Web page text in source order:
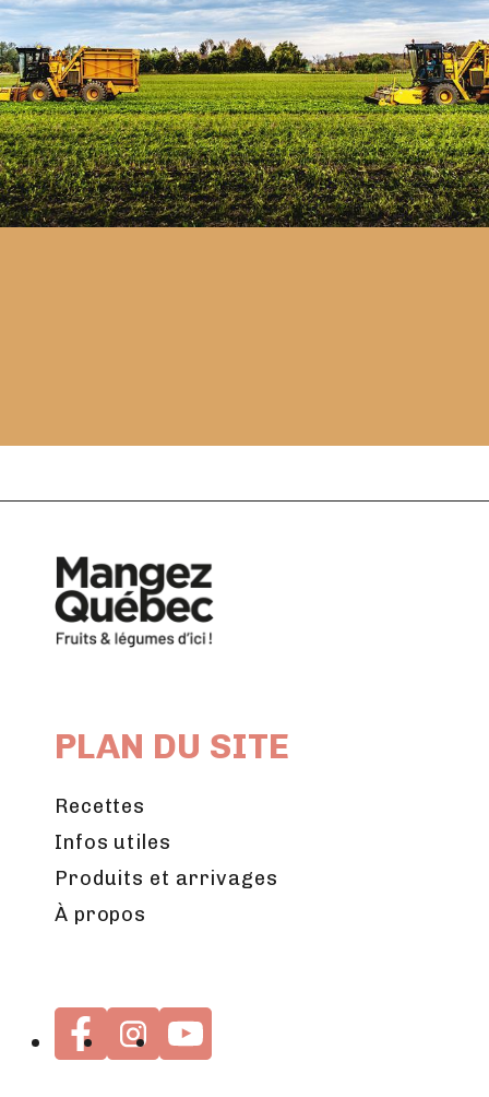
PLAN DU SITE
Recettes
Infos utiles
Produits et arrivages
À propos